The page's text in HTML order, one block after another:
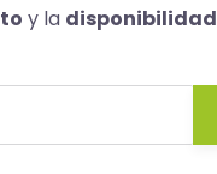
y la disponibilidad